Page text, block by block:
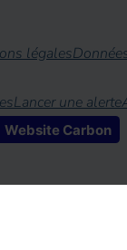
légales
Lancer une alerte
Website Carbon